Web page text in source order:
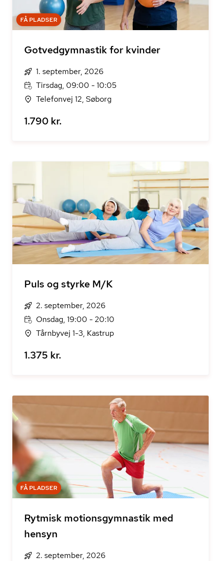
FÅ PLADSER
Gotvedgymnastik for kvinder
1. september, 2026
Tirsdag, 09:00 - 10:05
Telefonvej 12, Søborg
1.790 kr.
Puls og styrke M/K
2. september, 2026
Onsdag, 19:00 - 20:10
Tårnbyvej 1-3, Kastrup
1.375 kr.
FÅ PLADSER
Rytmisk motionsgymnastik med
hensyn
2. september, 2026